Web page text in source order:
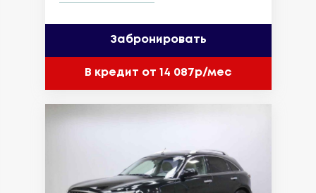
Забронировать
В кредит от 14 087р/мес